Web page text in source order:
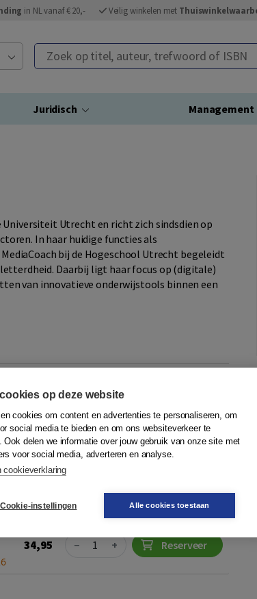
in NL vanaf € 20,- Veilig winkelen met
Zoek op titel, auteur, trefwoord of ISBN
Juridisch Management
Universiteit Utrecht en richt zich sindsdien op
In haar huidige functies als
bij de Hogeschool Utrecht begeleidt
Daarbij ligt haar focus op (digitale)
van innovatieve onderwijstools binnen een
werkvormenboek
Dooyeweerd,Rashida Nanhekhan|Boom
van leraren verwacht dat zij digitale
onderwijs. Maar hoe doe je dat concreet?
niveau van j...
34,95 Quantity
− + Reserveer
op deze website
cookies om content en advertenties te personaliseren, om
social media te bieden en om ons websiteverkeer te
Ook delen we informatie over jouw gebruik van onze site met
voor social media, adverteren en analyse.
cookieverklaring
Cookie-instellingen Alle cookies toestaan